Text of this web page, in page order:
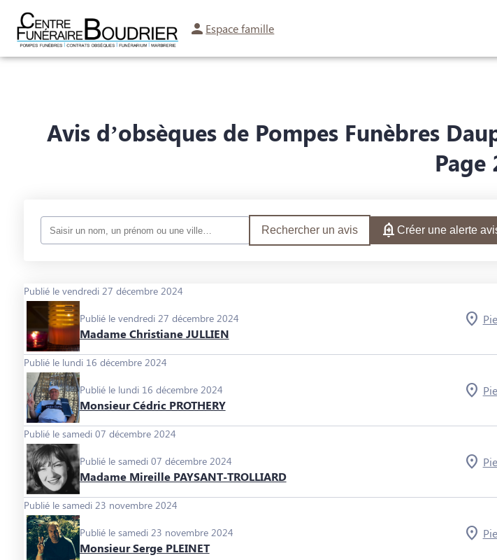
Espace famille
NOS SERVICES NOS AGENCES CHAMBRES FUNERAIRES
Avis d’obsèques de Pompes Funèbres
Page
Rechercher un avis Créer une alerte
Publié le vendredi 27 décembre 2024
Publié le vendredi 27 décembre 2024
Madame Christiane JULLIEN
Publié le lundi 16 décembre 2024
Publié le lundi 16 décembre 2024
Monsieur Cédric PROTHERY
Publié le samedi 07 décembre 2024
Publié le samedi 07 décembre 2024
Madame Mireille PAYSANT-TROLLIARD
Publié le samedi 23 novembre 2024
Publié le samedi 23 novembre 2024
Monsieur Serge PLEINET